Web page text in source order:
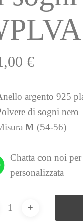
€
argento 925
di sogni nero
M (54-56)
Chatta con noi
personalizzata